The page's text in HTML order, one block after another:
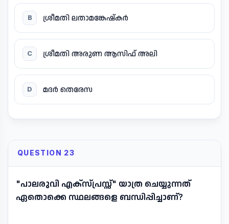
B ശ്രീമതി ലതാമങ്കേഷ്കർ
C ശ്രീമതി അരുണ ആസിഫ് അലി
D മദർ തെരേസ
QUESTION 23
"പാലരുവി എക്സ്പ്രസ്സ്" യാത്ര ചെയ്യുന്നത്
ഏതൊക്കെ സ്ഥലങ്ങളെ ബന്ധിപ്പിച്ചാണ്?